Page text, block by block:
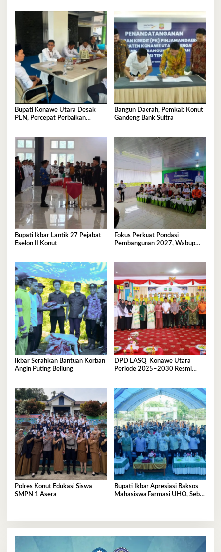
Bupati Konawe Utara Desak
PLN, Percepat Perbaikan
Bangun Daerah, Pemkab Konut
Gandeng Bank Sultra
Bupati Ikbar Lantik 27 Pejabat
Eselon II Konut
Fokus Perkuat Pondasi
Pembangunan 2027, Wabup
Ikbar Serahkan Bantuan Korban
Angin Puting Beliung
DPD LASQI Konawe Utara
Periode 2025–2030 Resmi
Polres Konut Edukasi Siswa
SMPN 1 Asera
Bupati Ikbar Apresiasi Baksos
Mahasiswa Farmasi UHO, Sebut